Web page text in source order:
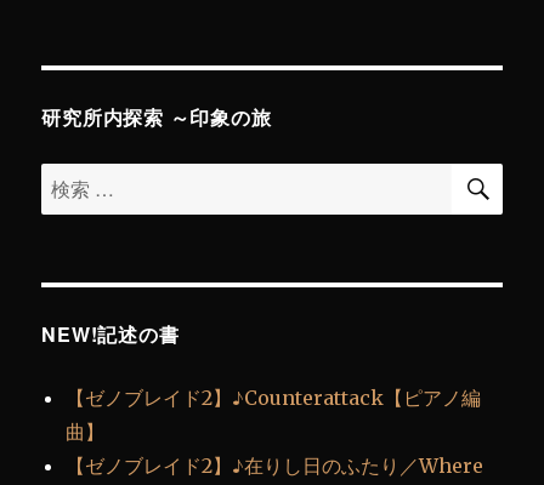
研究所内探索 ～印象の旅
検
索
象:
検
NEW!記述の書
【ゼノブレイド2】♪Counterattack【ピアノ編
曲】
【ゼノブレイド2】♪在りし日のふたり／Where